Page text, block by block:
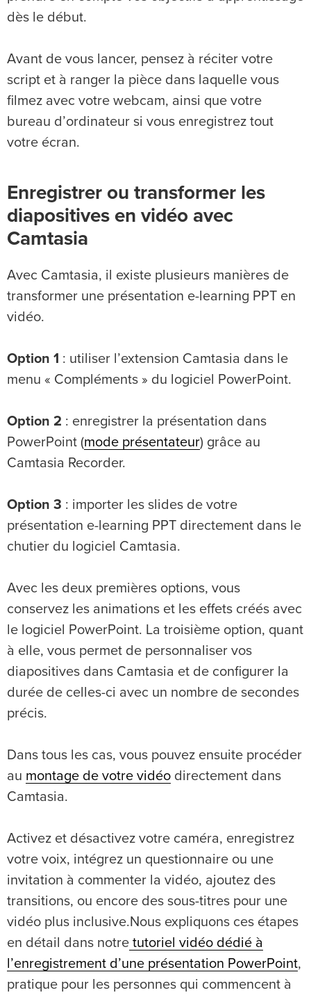
dès le début.
Avant de vous lancer, pensez à réciter votre
script et à ranger la pièce dans laquelle vous
filmez avec votre webcam, ainsi que votre
bureau d’ordinateur si vous enregistrez tout
votre écran.
Enregistrer ou transformer les
diapositives en vidéo avec
Camtasia
Avec Camtasia, il existe plusieurs manières de
transformer une présentation e-learning PPT en
vidéo.
Option 1 : utiliser l’extension Camtasia dans le
menu « Compléments » du logiciel PowerPoint.
Option 2 : enregistrer la présentation dans
PowerPoint (mode présentateur) grâce au
Camtasia Recorder.
Option 3 : importer les slides de votre
présentation e-learning PPT directement dans le
chutier du logiciel Camtasia.
Avec les deux premières options, vous
conservez les animations et les effets créés avec
le logiciel PowerPoint. La troisième option, quant
à elle, vous permet de personnaliser vos
diapositives dans Camtasia et de configurer la
durée de celles-ci avec un nombre de secondes
précis.
Dans tous les cas, vous pouvez ensuite procéder
au montage de votre vidéo directement dans
Camtasia.
Activez et désactivez votre caméra, enregistrez
votre voix, intégrez un questionnaire ou une
invitation à commenter la vidéo, ajoutez des
transitions, ou encore des sous-titres pour une
vidéo plus inclusive.Nous expliquons ces étapes
en détail dans notre tutoriel vidéo dédié à
l’enregistrement d’une présentation PowerPoint,
pratique pour les personnes qui commencent à